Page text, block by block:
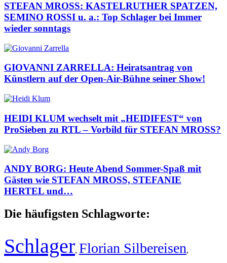
STEFAN MROSS: KASTELRUTHER SPATZEN,
SEMINO ROSSI u. a.: Top Schlager bei Immer
wieder sonntags
GIOVANNI ZARRELLA: Heiratsantrag von
Künstlern auf der Open-Air-Bühne seiner Show!
HEIDI KLUM wechselt mit „HEIDIFEST“ von
ProSieben zu RTL – Vorbild für STEFAN MROSS?
ANDY BORG: Heute Abend Sommer-Spaß mit
Gästen wie STEFAN MROSS, STEFANIE
HERTEL und…
Die häufigsten Schlagworte:
Schlager, Florian Silbereisen,